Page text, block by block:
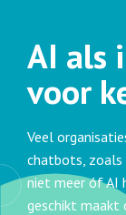
AI als
voor
Veel
chatbots, zoals
niet meer óf AI
geschikt maakt